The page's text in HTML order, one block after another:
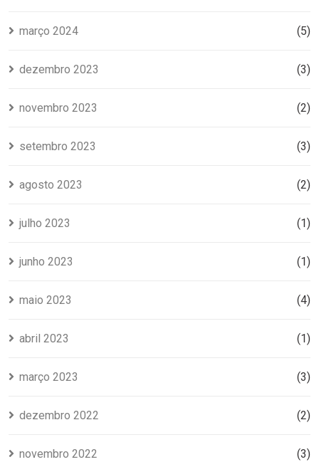
março 2024 (5)
dezembro 2023 (3)
novembro 2023 (2)
setembro 2023 (3)
agosto 2023 (2)
julho 2023 (1)
junho 2023 (1)
maio 2023 (4)
abril 2023 (1)
março 2023 (3)
dezembro 2022 (2)
novembro 2022 (3)